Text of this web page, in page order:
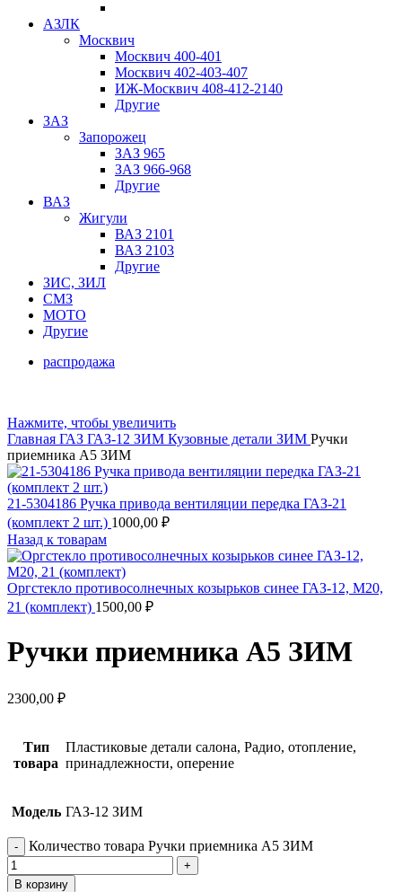
АЗЛК
Москвич
Москвич 400-401
Москвич 402-403-407
ИЖ-Москвич 408-412-2140
Другие
ЗАЗ
Запорожец
ЗАЗ 965
ЗАЗ 966-968
Другие
ВАЗ
Жигули
ВАЗ 2101
ВАЗ 2103
Другие
ЗИС, ЗИЛ
СМЗ
МОТО
Другие
распродажа
Нажмите, чтобы увеличить
Главная ГАЗ ГАЗ-12 ЗИМ Кузовные детали ЗИМ Ручки
приемника А5 ЗИМ
21-5304186 Ручка привода вентиляции передка ГАЗ-21
(комплект 2 шт.) 1000,00 ₽
Назад к товарам
Оргстекло противосолнечных козырьков синее ГАЗ-12, М20,
21 (комплект) 1500,00 ₽
Ручки приемника А5 ЗИМ
2300,00 ₽
Тип
товара
Пластиковые детали салона, Радио, отопление,
принадлежности, оперение
Модель ГАЗ-12 ЗИМ
Количество товара Ручки приемника А5 ЗИМ
В корзину